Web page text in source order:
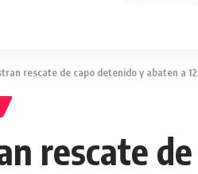
rescate de capo detenido y abaten a
rescate